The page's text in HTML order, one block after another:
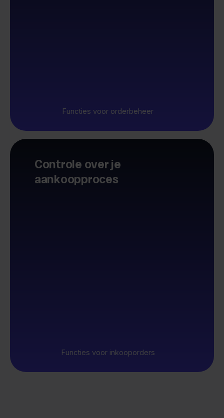
Functies voor orderbeheer
Controle over je
aankoopproces
Functies voor inkooporders